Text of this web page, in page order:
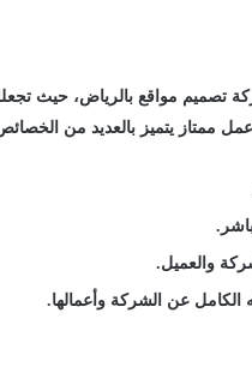
تصميم مواقع بالرياض، حيث
ممتاز يتميز بالعديد من
والعميل.
الكامل عن الشركة وأعمالها.